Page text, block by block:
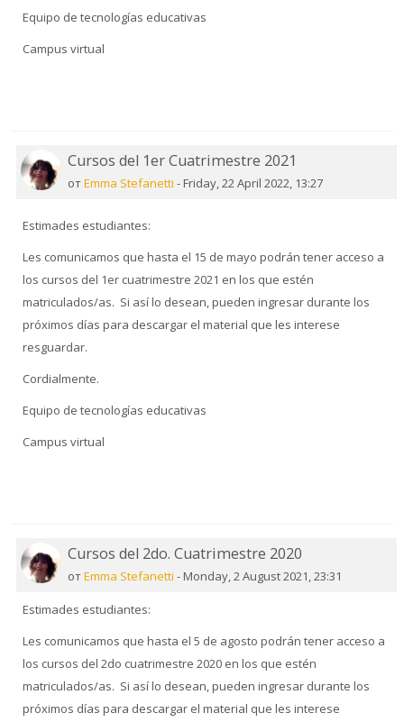
Equipo de tecnologías educativas
Campus virtual
Cursos del 1er Cuatrimestre 2021
отEmma Stefanetti - Friday, 22 April 2022, 13:27
Estimades estudiantes:
Les comunicamos que hasta el 15 de mayo podrán tener acceso a
los cursos del 1er cuatrimestre 2021 en los que estén
matriculados/as. Si así lo desean, pueden ingresar durante los
próximos días para descargar el material que les interese
resguardar.
Cordialmente.
Equipo de tecnologías educativas
Campus virtual
Cursos del 2do. Cuatrimestre 2020
отEmma Stefanetti - Monday, 2 August 2021, 23:31
Estimades estudiantes:
Les comunicamos que hasta el 5 de agosto podrán tener acceso a
los cursos del 2do cuatrimestre 2020 en los que estén
matriculados/as. Si así lo desean, pueden ingresar durante los
próximos días para descargar el material que les interese